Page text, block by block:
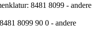
: 8481 8099 - andere
8481 8099 90 0 - andere